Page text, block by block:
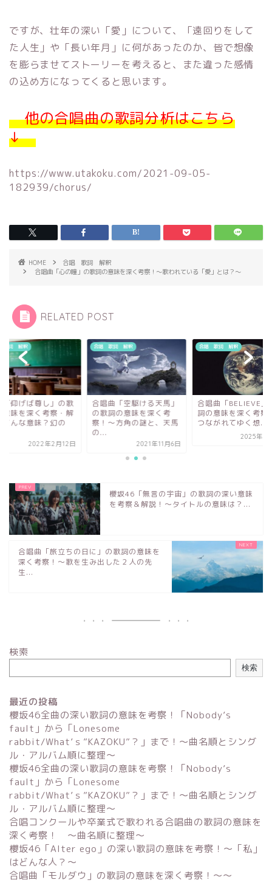
ですが、壮年の深い「愛」について、「遠回りをして
た人生」や「長い年月」に何があったのか、皆で想像
を膨らませてストーリーを考えると、また違った感情
の込め方になってくると思います。
他の合唱曲の歌詞分析はこちら
↓
https://www.utakoku.com/2021-09-05-
182939/chorus/
HOME
合唱 歌詞 解釈
合唱曲「心の瞳」の歌詞の意味を深く考察！〜歌われている「愛」とは？〜
RELATED POST
歌詞 解釈
「仰げば尊し」の歌
意味を深く考察・解
どんな意味？幻の
2022年2月12日
合唱 歌詞 解釈
合唱曲「空駆ける天馬」
の歌詞の意味を深く考
察！〜方角の謎と、天馬
の...
2021年11月6日
合唱 歌詞 解釈
合唱曲「BELIEVE」
詞の意味を深く考察
つながれてゆく想...
2025年5
櫻坂46「無言の宇宙」の歌詞の深い意味
を考察＆解説！～タイトルの意味は？...
合唱曲「旅立ちの日に」の歌詞の意味を
深く考察！〜歌を生み出した２人の先
生...
検索
検索
最近の投稿
櫻坂46全曲の深い歌詞の意味を考察！「Nobody’s
fault」から「Lonesome
rabbit/What’ｓ”KAZOKU”？」まで！〜曲名順とシング
ル・アルバム順に整理～
櫻坂46全曲の深い歌詞の意味を考察！「Nobody’s
fault」から「Lonesome
rabbit/What’ｓ”KAZOKU”？」まで！〜曲名順とシング
ル・アルバム順に整理～
合唱コンクールや卒業式で歌われる合唱曲の歌詞の意味を
深く考察！ 〜曲名順に整理〜
櫻坂46「Alter ego」の深い歌詞の意味を考察！〜「私」
はどんな人？～
合唱曲「モルダウ」の歌詞の意味を深く考察！〜〜